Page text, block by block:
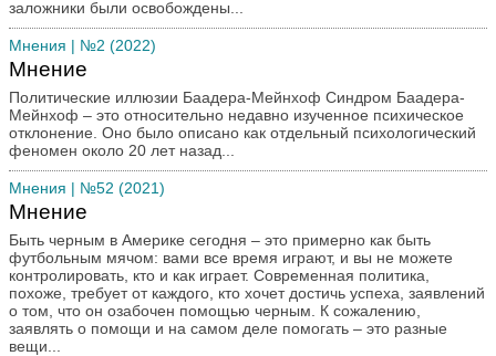
заложники были освобождены...
Мнения | №2 (2022)
Мнение
Политические иллюзии Баадера-Мейнхоф Синдром Баадера-
Мейнхоф – это относительно недавно изученное психическое
отклонение. Оно было описано как отдельный психологический
феномен около 20 лет назад...
Мнения | №52 (2021)
Мнение
Быть черным в Америке сегодня – это примерно как быть
футбольным мячом: вами все время играют, и вы не можете
контролировать, кто и как играет. Современная политика,
похоже, требует от каждого, кто хочет достичь успеха, заявлений
о том, что он озабочен помощью черным. К сожалению,
заявлять о помощи и на самом деле помогать – это разные
вещи...